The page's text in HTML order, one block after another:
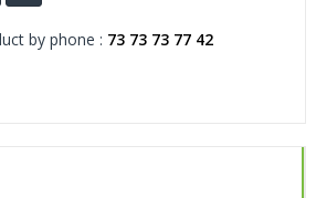
by phone : 73 73 73 77 42